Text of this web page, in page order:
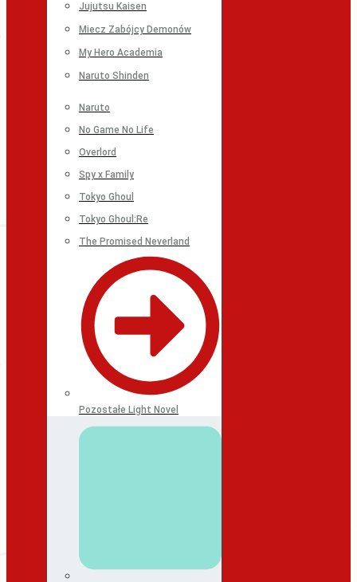
Jujutsu Kaisen
Miecz Zabójcy Demonów
My Hero Academia
Naruto Shinden
Naruto
No Game No Life
Overlord
Spy x Family
Tokyo Ghoul
Tokyo Ghoul:Re
The Promised Neverland
Pozostałe Light Novel